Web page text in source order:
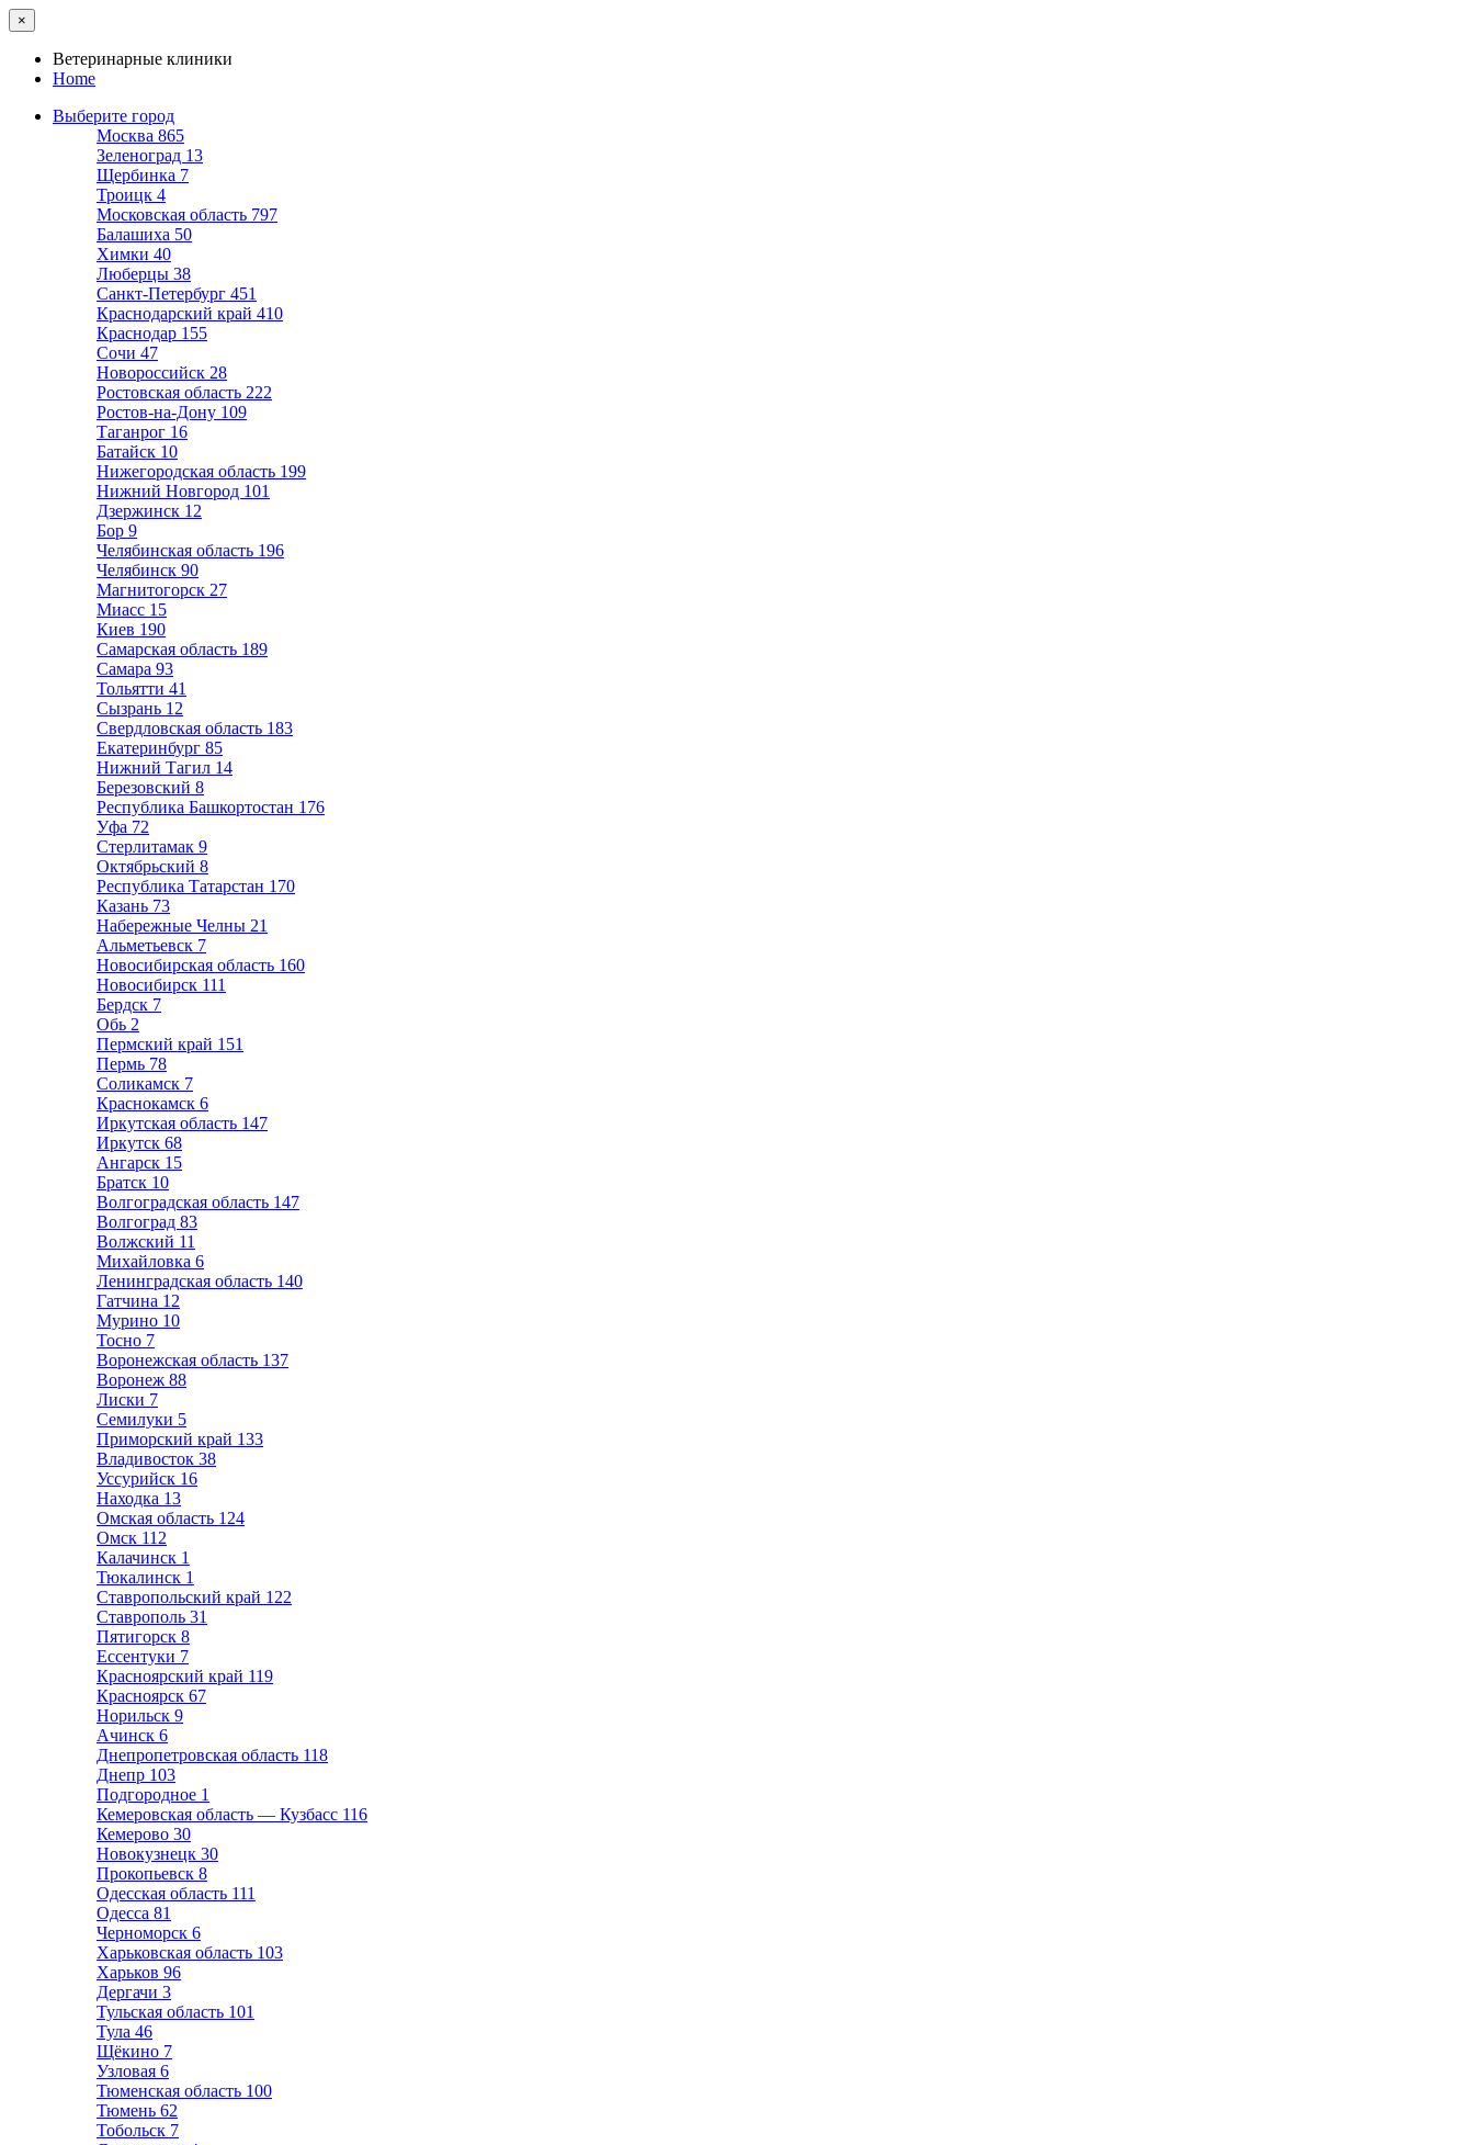
×
Ветеринарные клиники
Home
Выберите город
Москва 865
Зеленоград 13
Щербинка 7
Троицк 4
Московская область 797
Балашиха 50
Химки 40
Люберцы 38
Санкт-Петербург 451
Краснодарский край 410
Краснодар 155
Сочи 47
Новороссийск 28
Ростовская область 222
Ростов-на-Дону 109
Таганрог 16
Батайск 10
Нижегородская область 199
Нижний Новгород 101
Дзержинск 12
Бор 9
Челябинская область 196
Челябинск 90
Магнитогорск 27
Миасс 15
Киев 190
Самарская область 189
Самара 93
Тольятти 41
Сызрань 12
Свердловская область 183
Екатеринбург 85
Нижний Тагил 14
Березовский 8
Республика Башкортостан 176
Уфа 72
Стерлитамак 9
Октябрьский 8
Республика Татарстан 170
Казань 73
Набережные Челны 21
Альметьевск 7
Новосибирская область 160
Новосибирск 111
Бердск 7
Обь 2
Пермский край 151
Пермь 78
Соликамск 7
Краснокамск 6
Иркутская область 147
Иркутск 68
Ангарск 15
Братск 10
Волгоградская область 147
Волгоград 83
Волжский 11
Михайловка 6
Ленинградская область 140
Гатчина 12
Мурино 10
Тосно 7
Воронежская область 137
Воронеж 88
Лиски 7
Семилуки 5
Приморский край 133
Владивосток 38
Уссурийск 16
Находка 13
Омская область 124
Омск 112
Калачинск 1
Тюкалинск 1
Ставропольский край 122
Ставрополь 31
Пятигорск 8
Ессентуки 7
Красноярский край 119
Красноярск 67
Норильск 9
Ачинск 6
Днепропетровская область 118
Днепр 103
Подгородное 1
Кемеровская область — Кузбасс 116
Кемерово 30
Новокузнецк 30
Прокопьевск 8
Одесская область 111
Одесса 81
Черноморск 6
Харьковская область 103
Харьков 96
Дергачи 3
Тульская область 101
Тула 46
Щёкино 7
Узловая 6
Тюменская область 100
Тюмень 62
Тобольск 7